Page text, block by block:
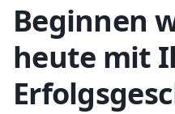
Beginnen
heute mit